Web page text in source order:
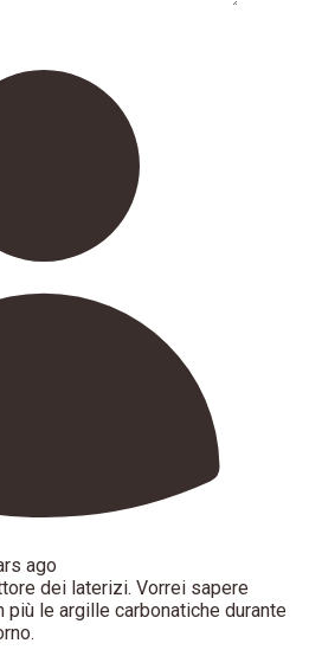
ago
dei laterizi. Vorrei sapere
le argille carbonatiche durante